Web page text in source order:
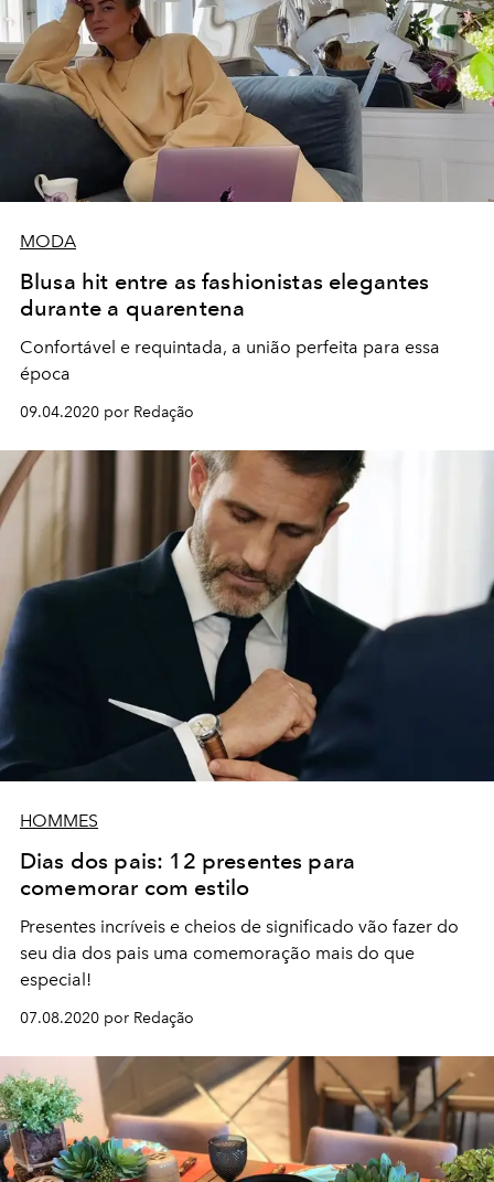
MODA
Blusa hit entre as fashionistas elegantes
durante a quarentena
Confortável e requintada, a união perfeita para essa
época
09.04.2020 por Redação
HOMMES
Dias dos pais: 12 presentes para
comemorar com estilo
Presentes incríveis e cheios de significado vão fazer do
seu dia dos pais uma comemoração mais do que
especial!
07.08.2020 por Redação